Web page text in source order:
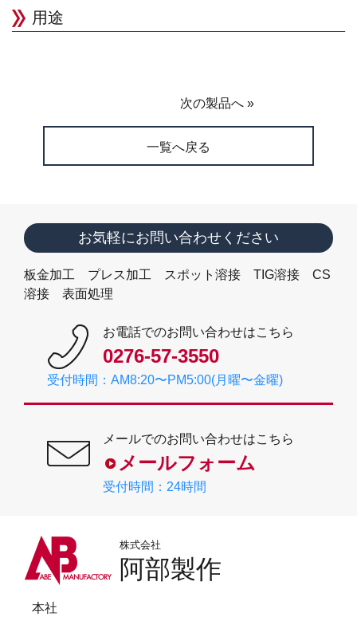
用途
次の製品へ »
一覧へ戻る
お気軽にお問い合わせください
板金加工 プレス加工 スポット溶接 TIG溶接 CS
溶接 表面処理
お電話でのお問い合わせはこちら
0276-57-3550
受付時間：AM8:20〜PM5:00(月曜〜金曜)
メールでのお問い合わせはこちら
メールフォーム
受付時間：24時間
株式会社
阿部製作
本社